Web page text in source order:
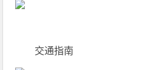
交通指南